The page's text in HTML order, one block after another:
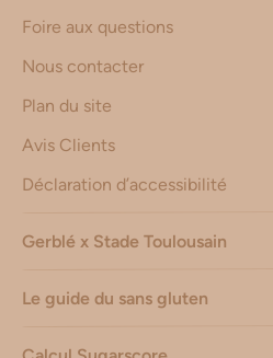
Foire aux questions
Nous contacter
Plan du site
Avis Clients
Déclaration d’accessibilité
Gerblé x Stade Toulousain
Le guide du sans gluten